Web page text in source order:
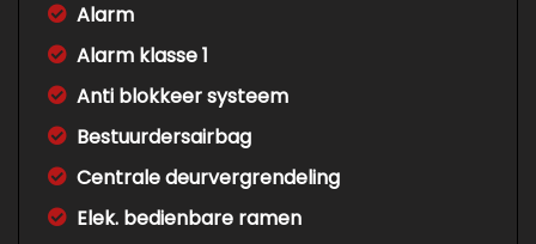
Alarm
Alarm klasse 1
Anti blokkeer systeem
Bestuurdersairbag
Centrale deurvergrendeling
Elek. bedienbare ramen